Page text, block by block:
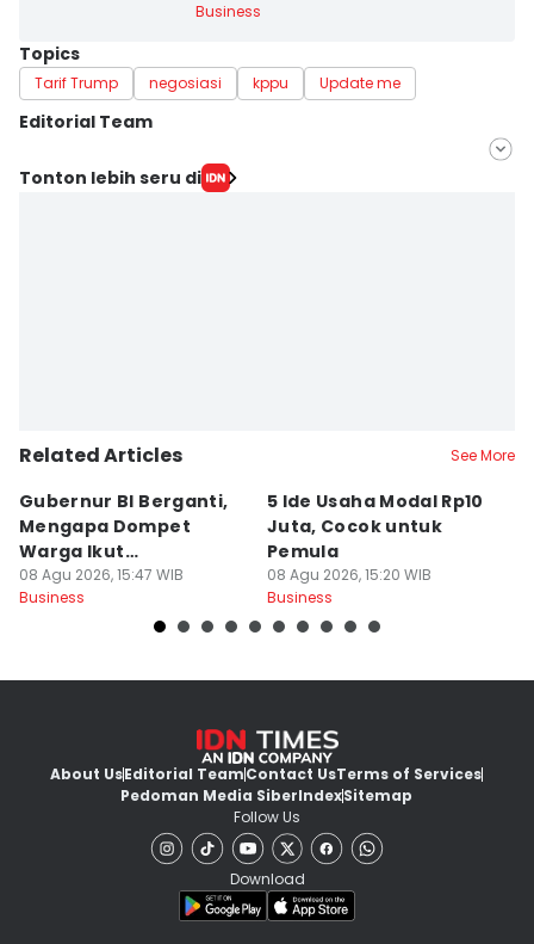
Business
Topics
Tarif Trump negosiasi kppu Update me
Editorial Team
Editor
Tonton lebih seru di
Related Articles See More
Gubernur BI Berganti,
Mengapa Dompet
Warga Ikut
Terpengaruh?
08 Agu 2026, 15:47 WIB
Business
5 Ide Usaha Modal Rp10
Juta, Cocok untuk
Pemula
08 Agu 2026, 15:20 WIB
Business
About UsEditorial TeamContact UsTerms of Services
Pedoman Media SiberIndexSitemap
Follow Us
Download